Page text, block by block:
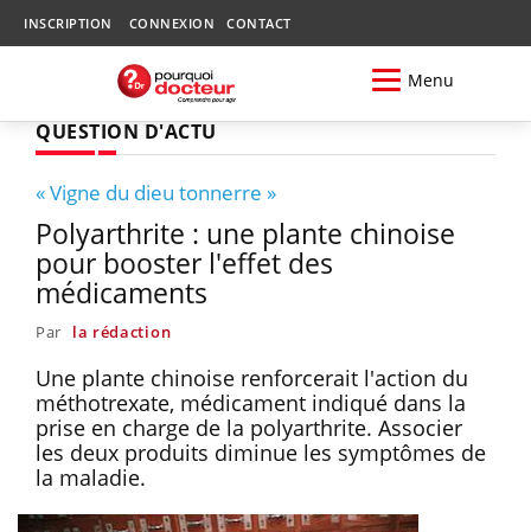
INSCRIPTION CONNEXION CONTACT
Menu
QUESTION D'ACTU
« Vigne du dieu tonnerre »
Polyarthrite : une plante chinoise
pour booster l'effet des
médicaments
Par la rédaction
Une plante chinoise renforcerait l'action du
méthotrexate, médicament indiqué dans la
prise en charge de la polyarthrite. Associer
les deux produits diminue les symptômes de
la maladie.